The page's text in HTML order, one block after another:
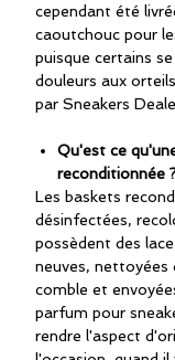
cependant été
caoutchouc pour
puisque certains
douleurs aux
par Sneakers
Qu'est ce
reconditionnée
Les baskets
désinfectées,
possèdent des
neuves, nettoyées
comble et
parfum pour
rendre l'aspect